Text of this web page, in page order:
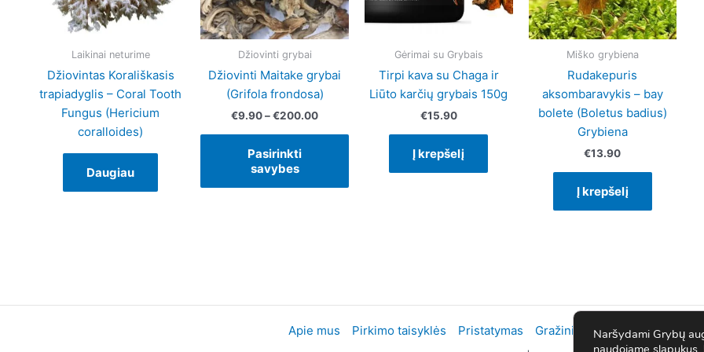
Laikinai neturime
Džiovintas Korališkasis
trapiadyglis – Coral Tooth
Fungus (Hericium
coralloides)
Daugiau
Džiovinti grybai
Džiovinti Maitake grybai
(Grifola frondosa)
€9.90–€200.00
Pasirinkti
savybes
options
may
chosen
Gėrimai su Grybais
Tirpi kava su Chaga ir
Liūto karčių grybais 150g
€15.90
Į krepšelį
Miško grybiena
Rudakepuris
aksombaravykis – bay
bolete (Boletus badius)
Grybiena
€13.90
Į krepšelį
Apie mus Pirkimo taisyklės Pristatymas Gražinimai Privatumo
Naršydami Grybų
naudojame